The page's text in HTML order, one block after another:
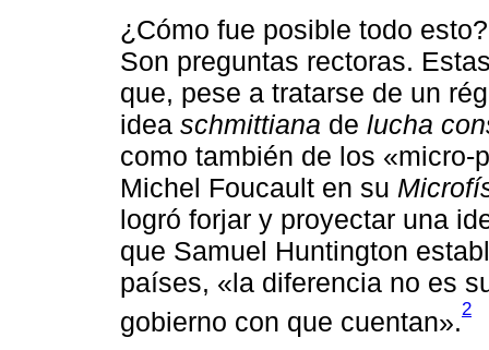
¿Cómo fue posible todo
Son preguntas rectoras.
que, pese a tratarse de un
idea schmittiana de lucha
como también de los
Michel Foucault en su
logró forjar y proyectar una
que Samuel Huntington
países, «la diferencia no es
gobierno con que cuentan».2